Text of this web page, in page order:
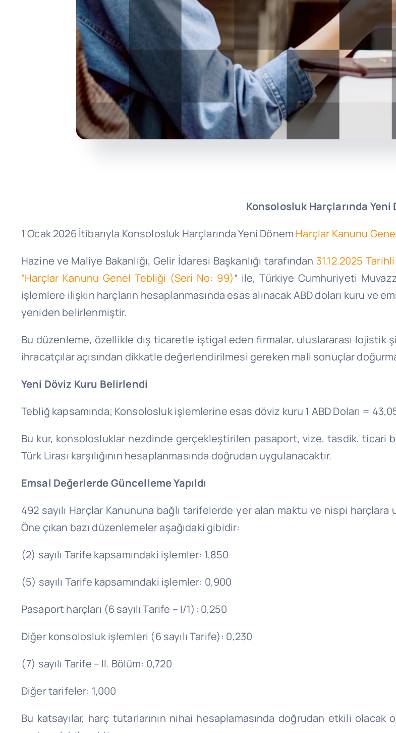
Konsolosluk Harçlarında Yeni
1 Ocak 2026 İtibarıyla Konsolosluk Harçlarında Yeni Dönem Harçlar Kanunu
Hazine ve Maliye Bakanlığı, Gelir İdaresi Başkanlığı tarafından 31.12.2025
“Harçlar Kanunu Genel Tebliği (Seri No: 99)” ile, Türkiye Cumhuriyeti
işlemlere ilişkin harçların hesaplanmasında esas alınacak ABD doları kuru ve
yeniden belirlenmiştir.
Bu düzenleme, özellikle dış ticaretle iştigal eden firmalar, uluslararası lojistik
ihracatçılar açısından dikkatle değerlendirilmesi gereken mali sonuçlar
Yeni Döviz Kuru Belirlendi
Tebliğ kapsamında; Konsolosluk işlemlerine esas döviz kuru 1 ABD Doları =
Bu kur, konsolosluklar nezdinde gerçekleştirilen pasaport, vize, tasdik, ticari
Türk Lirası karşılığının hesaplanmasında doğrudan uygulanacaktır.
Emsal Değerlerde Güncelleme Yapıldı
492 sayılı Harçlar Kanununa bağlı tarifelerde yer alan maktu ve nispi
Öne çıkan bazı düzenlemeler aşağıdaki gibidir:
(2) sayılı Tarife kapsamındaki işlemler: 1,850
(5) sayılı Tarife kapsamındaki işlemler: 0,900
Pasaport harçları (6 sayılı Tarife – I/1): 0,250
Diğer konsolosluk işlemleri (6 sayılı Tarife): 0,230
(7) sayılı Tarife – II. Bölüm: 0,720
Diğer tarifeler: 1,000
Bu katsayılar, harç tutarlarının nihai hesaplamasında doğrudan etkili